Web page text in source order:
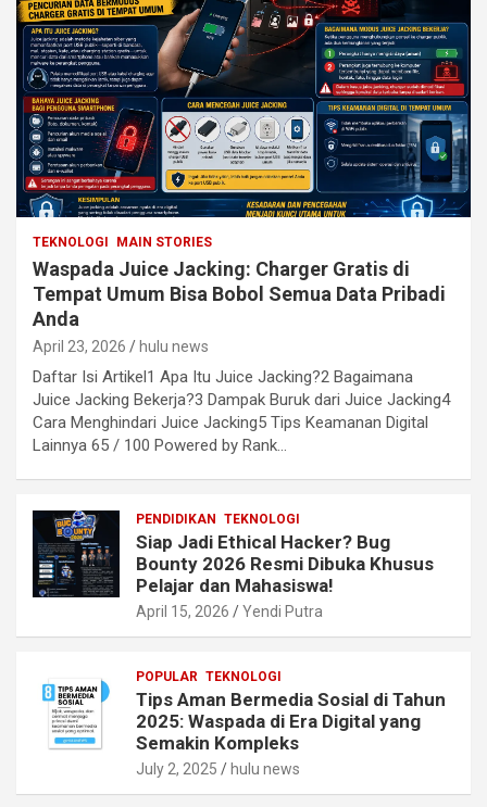
TEKNOLOGI MAIN STORIES
Waspada Juice Jacking: Charger Gratis di
Tempat Umum Bisa Bobol Semua Data Pribadi
Anda
April 23, 2026 hulu news
Daftar Isi Artikel1 Apa Itu Juice Jacking?2 Bagaimana
Juice Jacking Bekerja?3 Dampak Buruk dari Juice Jacking4
Cara Menghindari Juice Jacking5 Tips Keamanan Digital
Lainnya 65 / 100 Powered by Rank…
PENDIDIKAN TEKNOLOGI
Siap Jadi Ethical Hacker? Bug
Bounty 2026 Resmi Dibuka Khusus
Pelajar dan Mahasiswa!
April 15, 2026 Yendi Putra
POPULAR TEKNOLOGI
Tips Aman Bermedia Sosial di Tahun
2025: Waspada di Era Digital yang
Semakin Kompleks
July 2, 2025 hulu news